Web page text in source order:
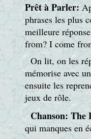
Prêt à Parler:
phrases les plus
meilleure
from? I come
On lit, on les
mémorise avec
ensuite les
jeux de rôle.
Chanson: The
qui manques en